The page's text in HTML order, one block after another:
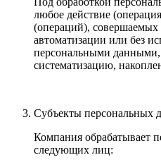
любое действие
(операций), совершаемых
автоматизации или без
персональными данными,
систематизацию,
Субъекты персональных
Компания обрабатывает
следующих лиц: